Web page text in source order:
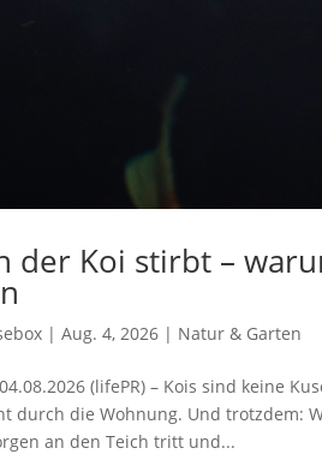
der Koi stirbt –
|Aug. 4, 2026 | Natur & Garten
(lifePR) – Kois sind keine
durch die Wohnung. Und trotzdem:
an den Teich tritt und...